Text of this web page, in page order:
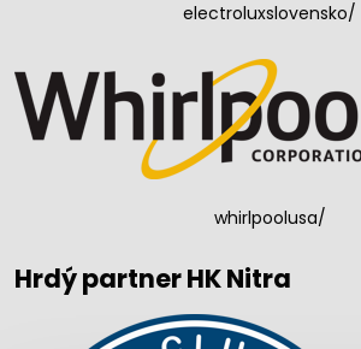
electroluxslovensko/
whirlpoolusa/
Hrdý partner HK Nitra